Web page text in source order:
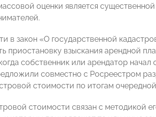
оценки является
в закон «О государственной
приостановку взыскания арендной
собственник или арендатор начал
совместно с Росреестром
стоимости по итогам
стоимости связан с методикой